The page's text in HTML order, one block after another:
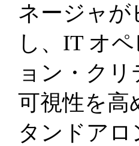
ネージャ
し、IT オ
ョン・ク
可視性を高
タンドアロ